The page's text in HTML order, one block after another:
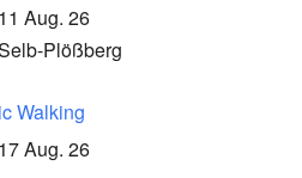
11 Aug. 26
Plößberg
Walking
17 Aug. 26